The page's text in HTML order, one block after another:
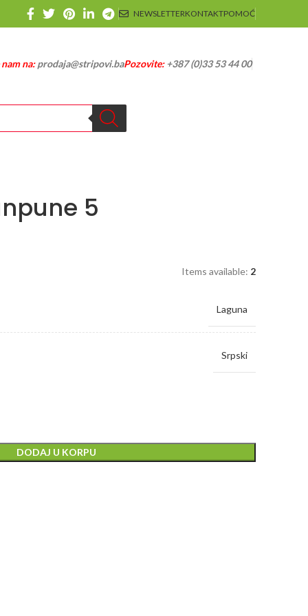
NEWSLETTERKONTAKTPOMOĆ
na:prodaja@stripovi.baPozovite:+387 (0)33 53 44 00
5
Items available: 2
Laguna
Srpski
DODAJ U KORPU